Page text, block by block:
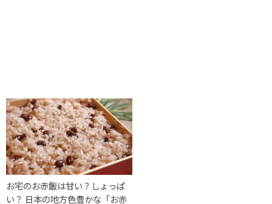
お宅のお赤飯は甘い？しょっぱ
い？ 日本の地方色豊かな「お赤